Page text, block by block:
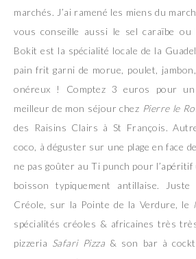
marchés. J’ai ramené les miens du
vous conseille aussi le sel caraïbe ou
Bokit est la spécialité locale de la
pain frit garni de morue, poulet,
onéreux ! Comptez 3 euros pour un
meilleur de mon séjour chez Pierre le
des Raisins Clairs à St François.
coco, à déguster sur une plage en face
ne pas goûter au Ti punch pour l’apéritif
boisson typiquement antillaise.
Créole, sur la Pointe de la Verdure, le
spécialités créoles & africaines très
pizzeria Safari Pizza & son bar à